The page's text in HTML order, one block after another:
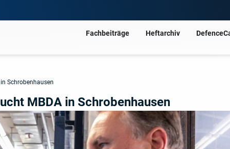
Fachbeiträge Heftarchiv
Schrobenhausen
MBDA in Schrobenhausen